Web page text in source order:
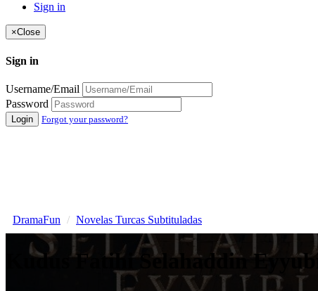
Sign in
×Close
Sign in
Username/Email
Password
Login Forgot your password?
DramaFun Novelas Turcas Subtituladas
Kudus Fatihi Selahaddin